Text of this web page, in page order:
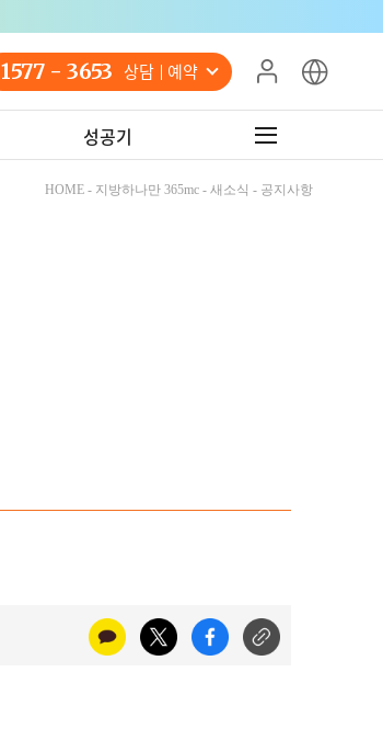
1577 - 3653 상담 예약
성공기
HOME - 지방하나만 365mc - 새소식 - 공지사항